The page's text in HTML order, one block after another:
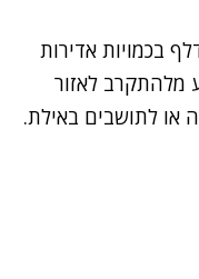
בכמויות אדירות
מלהתקרב לאזור
או לתושבים באילת.